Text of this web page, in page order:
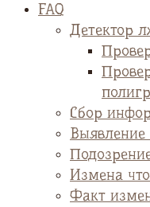
FAQ
Детектор
Сбор
Выявление
Измена
Факт